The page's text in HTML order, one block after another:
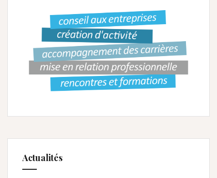
Actualités